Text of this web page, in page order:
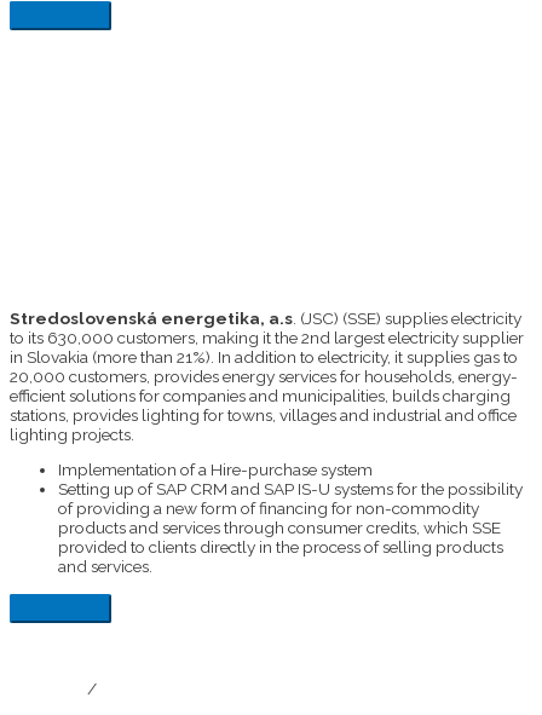
Stredoslovenská energetika, a.s . (JSC) (SSE) supplies electricity
to its 630,000 customers, making it the 2nd largest electricity supplier
in Slovakia (more than 21%). In addition to electricity, it supplies gas to
20,000 customers, provides energy services for households, energy-
efficient solutions for companies and municipalities, builds charging
stations, provides lighting for towns, villages and industrial and office
lighting projects.
Implementation of a Hire-purchase system
Setting up of SAP CRM and SAP IS-U systems for the possibility
of providing a new form of financing for non-commodity
products and services through consumer credits, which SSE
provided to clients directly in the process of selling products
and services.
/